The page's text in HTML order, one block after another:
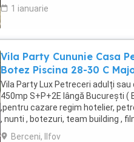
1 ianuarie
Vila Party Cununie Casa
Botez Piscina 28-30 C
Vila Party Lux Petreceri adulți sau
450mp S+P+2E lângă București (
,pentru cazare regim hotelier,
, nunti , botezuri, team building ,
party, ...
Berceni, Ilfov